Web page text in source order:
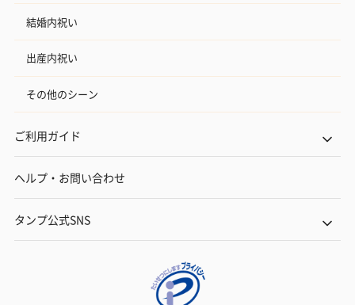
結婚内祝い
出産内祝い
その他のシーン
ご利用ガイド
ヘルプ・お問い合わせ
タンプ公式SNS